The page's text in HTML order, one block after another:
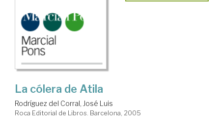
La cólera de Atila
Rodríguez del Corral, José Luis
Roca Editorial de Libros. Barcelona, 2005